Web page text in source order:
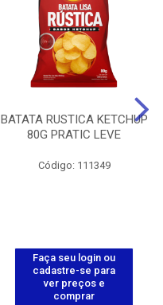
BATATA RUSTICA KETCHUP
80G PRATIC LEVE
Código: 111349
Faça seu login ou
cadastre-se para
ver preços e
comprar